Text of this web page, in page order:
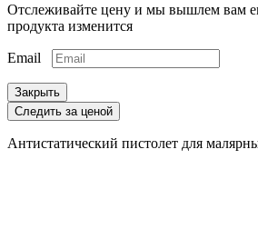
Отслеживайте цену и мы вышлем вам
продукта изменится
Email
Закрыть
Следить за ценой
Антистатический пистолет для